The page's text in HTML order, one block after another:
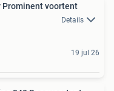
Prominent voortent
Details
19 jul 26